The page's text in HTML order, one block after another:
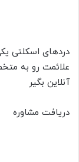
دردهای اسکلتی
علائمت رو به
آنلاین بگیر​
دریافت مشاوره